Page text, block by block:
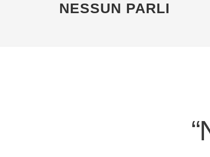
NESSUN PARLI